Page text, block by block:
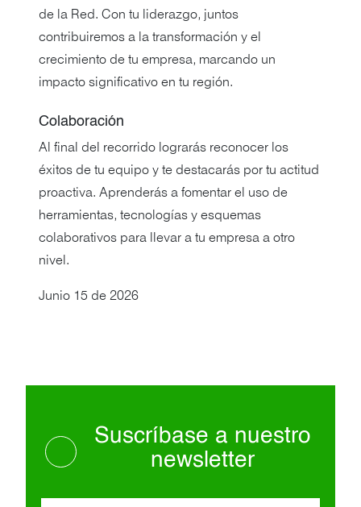
de la Red. Con tu liderazgo, juntos
contribuiremos a la transformación y el
crecimiento de tu empresa, marcando un
impacto significativo en tu región.
Colaboración
Al final del recorrido lograrás reconocer los
éxitos de tu equipo y te destacarás por tu actitud
proactiva. Aprenderás a fomentar el uso de
herramientas, tecnologías y esquemas
colaborativos para llevar a tu empresa a otro
nivel.
Junio 15 de 2026
Suscríbase a nuestro
newsletter